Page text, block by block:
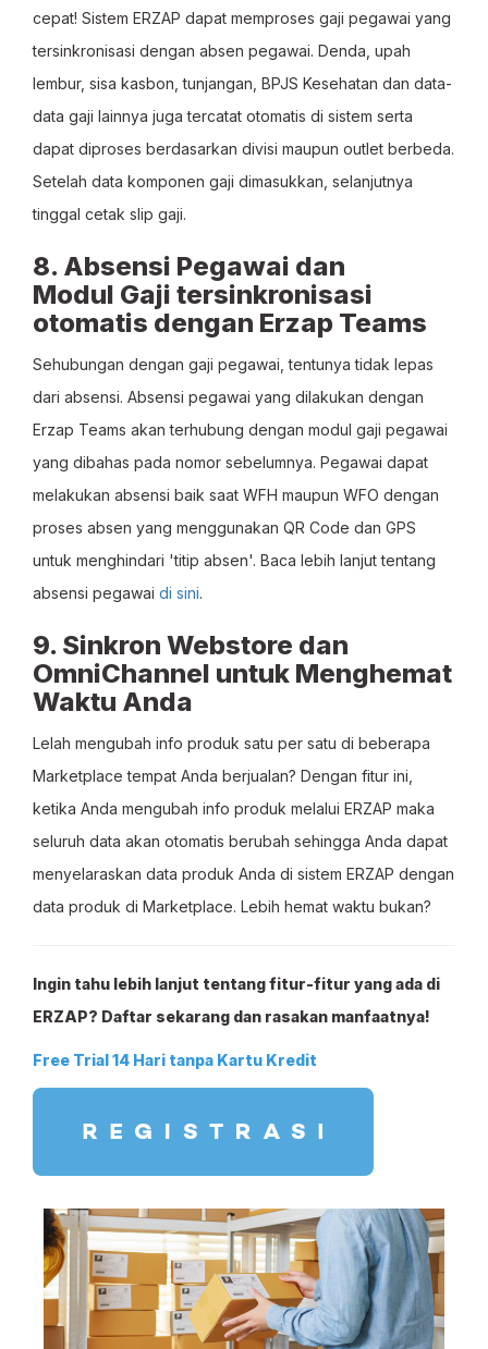
cepat! Sistem ERZAP dapat memproses gaji pegawai yang
tersinkronisasi dengan absen pegawai. Denda, upah
lembur, sisa kasbon, tunjangan, BPJS Kesehatan dan data-
data gaji lainnya juga tercatat otomatis di sistem serta
dapat diproses berdasarkan divisi maupun outlet berbeda.
Setelah data komponen gaji dimasukkan, selanjutnya
tinggal cetak slip gaji.
8. Absensi Pegawai dan
Modul Gaji tersinkronisasi
otomatis dengan Erzap Teams
Sehubungan dengan gaji pegawai, tentunya tidak lepas
dari absensi. Absensi pegawai yang dilakukan dengan
Erzap Teams akan terhubung dengan modul gaji pegawai
yang dibahas pada nomor sebelumnya. Pegawai dapat
melakukan absensi baik saat WFH maupun WFO dengan
proses absen yang menggunakan QR Code dan GPS
untuk menghindari 'titip absen'. Baca lebih lanjut tentang
absensi pegawai di sini.
9. Sinkron Webstore dan
OmniChannel untuk Menghemat
Waktu Anda
Lelah mengubah info produk satu per satu di beberapa
Marketplace tempat Anda berjualan? Dengan fitur ini,
ketika Anda mengubah info produk melalui ERZAP maka
seluruh data akan otomatis berubah sehingga Anda dapat
menyelaraskan data produk Anda di sistem ERZAP dengan
data produk di Marketplace. Lebih hemat waktu bukan?
Ingin tahu lebih lanjut tentang fitur-fitur yang ada di
ERZAP? Daftar sekarang dan rasakan manfaatnya!
Free Trial 14 Hari tanpa Kartu Kredit